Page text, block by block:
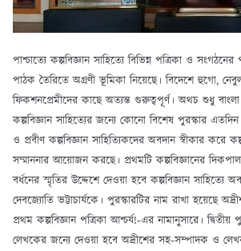
পাশ্চাত্যে কল্পবিজ্ঞান সাহিত্যে বিভিন্ন পত্রিকা ও
পাঠক তৈরিতে অগ্রণী ভূমিকা নিয়েছে। বিদেশে হুগো,
ফিকশনপ্রেমীদের কাছে অত্যন্ত গুরুত্বপূর্ণ। অথচ শুধু
কল্পবিজ্ঞান সাহিত্যের জন্যে কোনো বিশেষ পুরস্কার
ও প্রবীণ কল্পবিজ্ঞান সাহিত্যিকদের অবদান স্বীকার করে
সম্মাননার আয়োজন করছে। প্রথমটি কল্পবিজ্ঞানের
বর্ধনের স্মৃতির উদ্দেশে দেওয়া হবে কল্পবিজ্ঞান সাহিত্যে
দেবজ্যোতি ভট্টাচার্যকে। পুরস্কারটির নাম রাখা হয়েছে
প্রথম কল্পবিজ্ঞান পত্রিকা আশ্চর্য!-এর নামানুসারে। দ্বিতীয়
লেখকের জন্যে দেওয়া হবে অদ্রীশের সহ-সম্পাদক ও